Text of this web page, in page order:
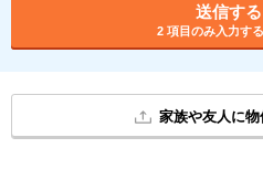
送信する
2 項目のみ入力す
家族や友人に